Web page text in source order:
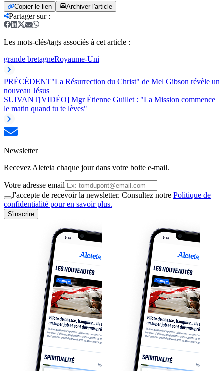
Copier le lien Archiver l'article
Partager sur:
Les mots-clés/tags associés à cet article :
grande bretagneRoyaume-Uni
PRÉCÉDENT"La Résurrection du Christ" de Mel Gibson révèle un
nouveau Jésus
SUIVANT[VIDÉO] Mgr Étienne Guillet : "La Mission commence
le matin quand tu te lèves"
Newsletter
Recevez Aleteia chaque jour dans votre boite e-mail.
Votre adresse email
J'accepte de recevoir la newsletter. Consultez notre Politique de
confidentialité pour en savoir plus.
S'inscrire